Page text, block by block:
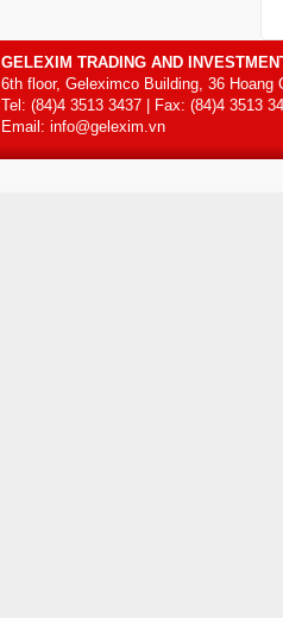
GELEXIM TRADING AND
6th floor, Geleximco Building, 36 Hoang
Tel: (84)4 3513 3437 | Fax: (84)4 3513
Email: info@gelexim.vn